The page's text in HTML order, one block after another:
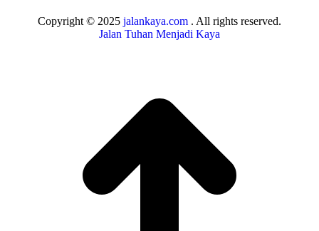
Copyright © 2025 jalankaya.com . All rights reserved.
Jalan Tuhan Menjadi Kaya